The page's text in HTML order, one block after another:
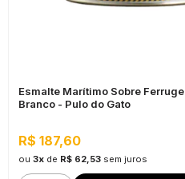
Esmalte Marítimo Sobre
Branco - Pulo do Gato
R$ 187,60
ou 3xde R$ 62,53 sem juros